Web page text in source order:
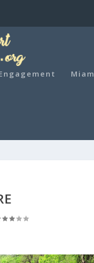
Miam